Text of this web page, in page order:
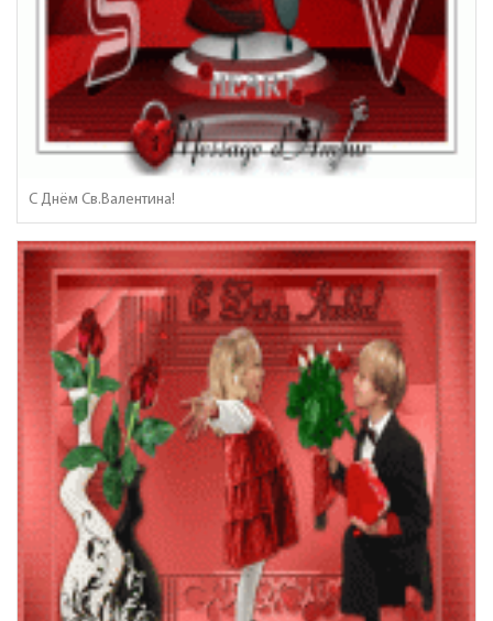
С Днём Св.Валентина!